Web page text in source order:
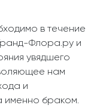
в течение
Флора.ру и
увядшего
нам
и
именно браком.